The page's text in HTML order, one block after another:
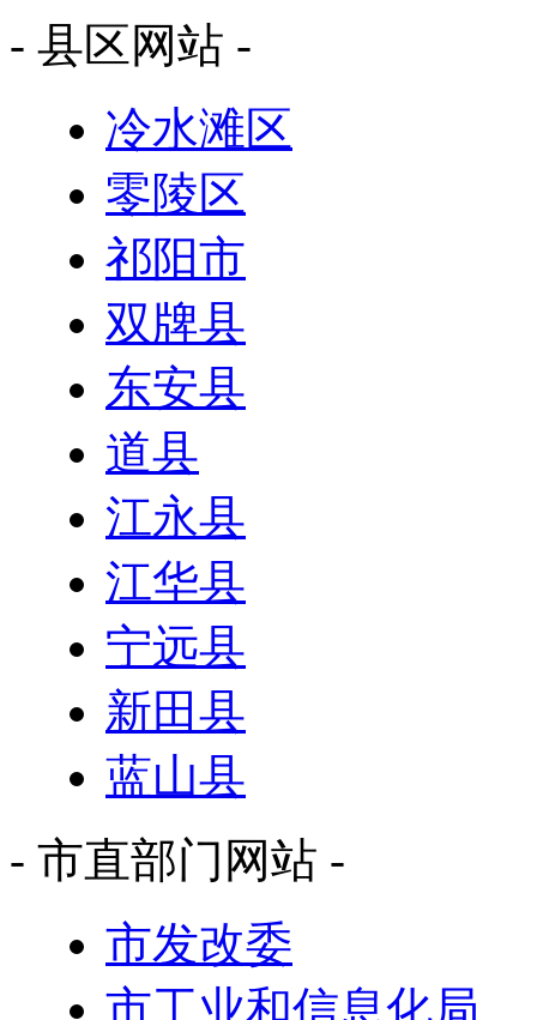
- 县区网站 -
冷水滩区
零陵区
祁阳市
双牌县
东安县
道县
江永县
江华县
宁远县
新田县
蓝山县
- 市直部门网站 -
市发改委
市工业和信息化局